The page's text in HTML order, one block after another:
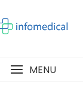
MENU